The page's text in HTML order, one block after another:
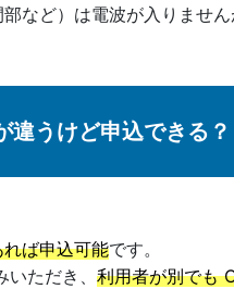
など）は電波が入りません
違うけど申込できる？
ば申込可能です。
ただき、 利用者が別でも